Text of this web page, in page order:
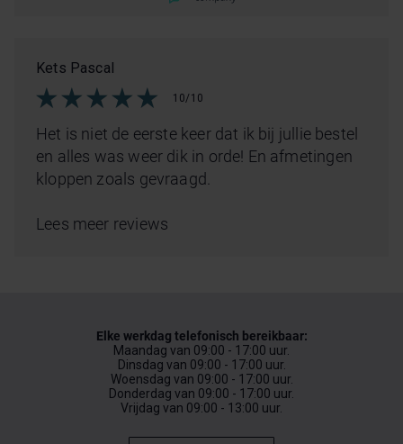
Kets Pascal
10/10
Het is niet de eerste keer dat ik bij jullie bestel
en alles was weer dik in orde! En afmetingen
kloppen zoals gevraagd.
Lees meer reviews
Elke werkdag telefonisch bereikbaar:
Maandag van 09:00 - 17:00 uur.
Dinsdag van 09:00 - 17:00 uur.
Woensdag van 09:00 - 17:00 uur.
Donderdag van 09:00 - 17:00 uur.
Vrijdag van 09:00 - 13:00 uur.